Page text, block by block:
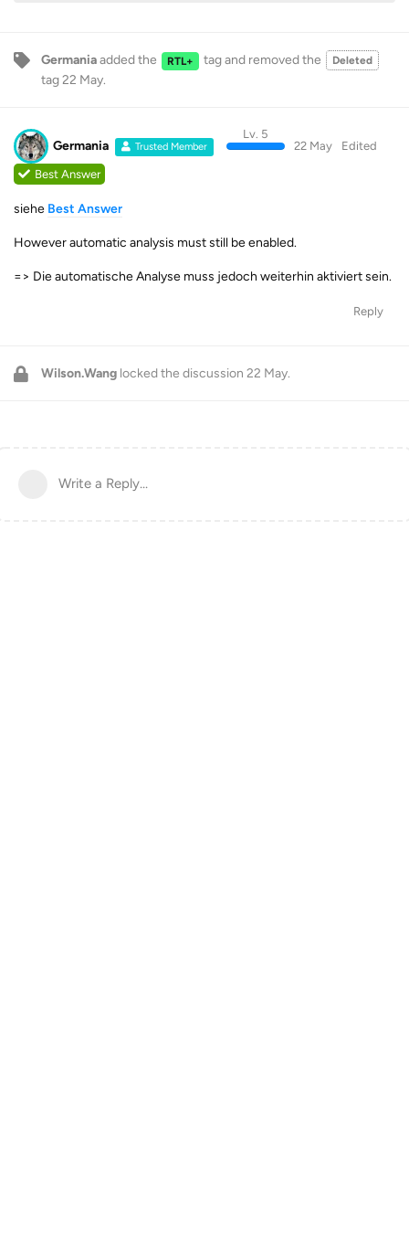
Germaniaadded the RTL+ tagand removed the Deleted
tag22 May.
Germania Trusted Member
Lv. 5
22 May
Edited
Best Answer
siehe Best Answer
However automatic analysis must still be enabled.
=> Die automatische Analyse muss jedoch weiterhin aktiviert sein.
Reply
Wilson.Wang locked the discussion 22 May.
Write a Reply...